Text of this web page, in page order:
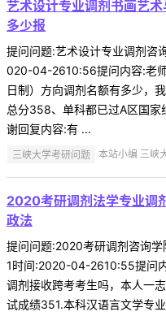
艺术设计专业调剂书画艺
多少报
提问问题:艺术设计专业调剂
020-04-2610:56提问内容:老
日制）方向调剂名额有多少，
总分358、单科都已过A区国家
谢回复内容:有 ...
三峡大学考研问题 本站小编 三峡
2020考研调剂法学专业调
政法
提问问题:2020考研调剂咨询
1时间:2020-04-2610:55提问
调剂接收跨考考生吗，本人一
试成绩351.本科汉语言文学专